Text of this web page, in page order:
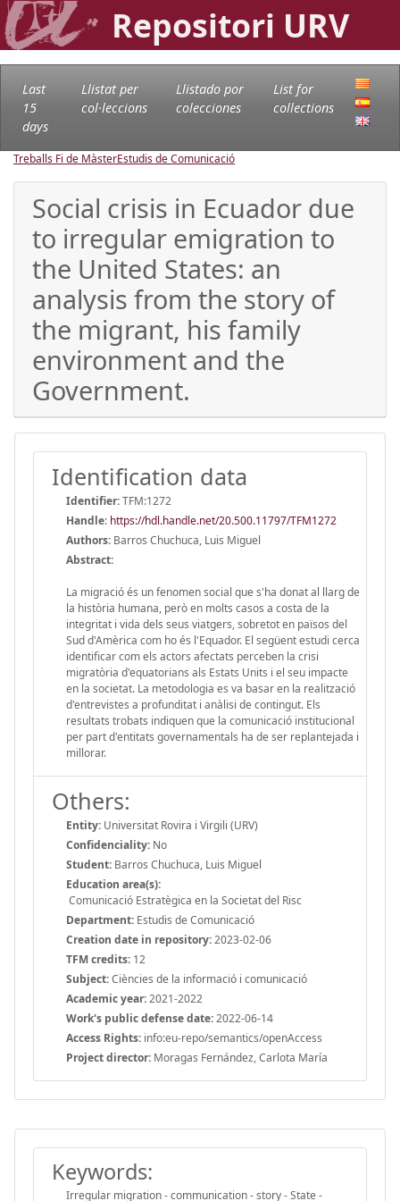
Repositori URV
Last
15
days
Llistat per
col·leccions
Llistado por
colecciones
List for
collections
Treballs Fi de MàsterEstudis de Comunicació
Social crisis in Ecuador due
to irregular emigration to
the United States: an
analysis from the story of
the migrant, his family
environment and the
Government.
Identification data
Identifier:TFM:1272
Handle: https://hdl.handle.net/20.500.11797/TFM1272
Authors: Barros Chuchuca, Luis Miguel
Abstract:
La migració és un fenomen social que s'ha donat al llarg de
la història humana, però en molts casos a costa de la
integritat i vida dels seus viatgers, sobretot en països del
Sud d'Amèrica com ho és l'Equador. El següent estudi cerca
identificar com els actors afectats perceben la crisi
migratòria d'equatorians als Estats Units i el seu impacte
en la societat. La metodologia es va basar en la realització
d'entrevistes a profunditat i anàlisi de contingut. Els
resultats trobats indiquen que la comunicació institucional
per part d'entitats governamentals ha de ser replantejada i
millorar.
Others:
Entity: Universitat Rovira i Virgili (URV)
Confidenciality: No
Student: Barros Chuchuca, Luis Miguel
Education area(s):
Comunicació Estratègica en la Societat del Risc
Department: Estudis de Comunicació
Creation date in repository:2023-02-06
TFM credits: 12
Subject:Ciències de la informació i comunicació
Academic year:2021-2022
Work's public defense date:2022-06-14
Access Rights: info:eu-repo/semantics/openAccess
Project director: Moragas Fernández, Carlota María
Keywords:
Irregular migration - communication - story - State -